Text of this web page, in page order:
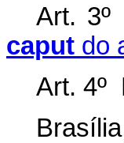
Art.
caput do
Art. 4º